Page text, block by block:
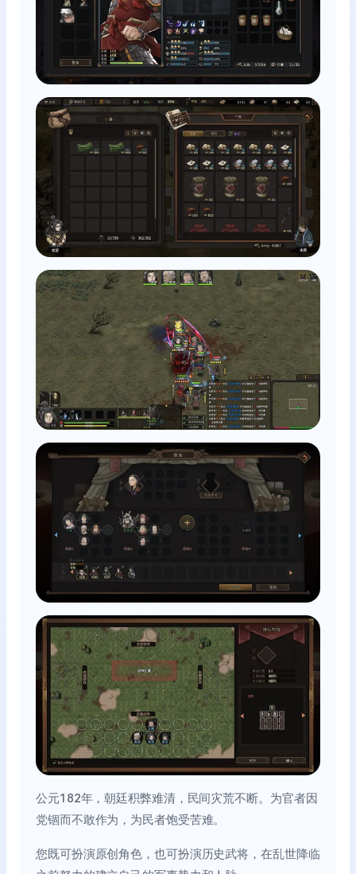
公元182年，朝廷积弊难清，民间灾荒不断。为官者因
党锢而不敢作为，为民者饱受苦难。
您既可扮演原创角色，也可扮演历史武将，在乱世降临